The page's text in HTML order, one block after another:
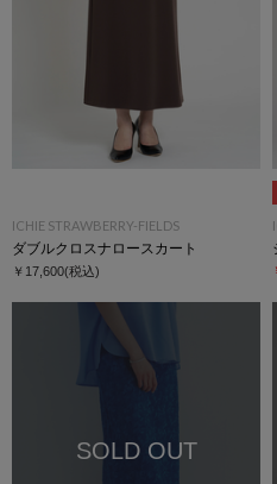
ICHIE STRAWBERRY-FIELDS
ダブルクロスナロースカート
￥17,600(税込)
SOLD OUT